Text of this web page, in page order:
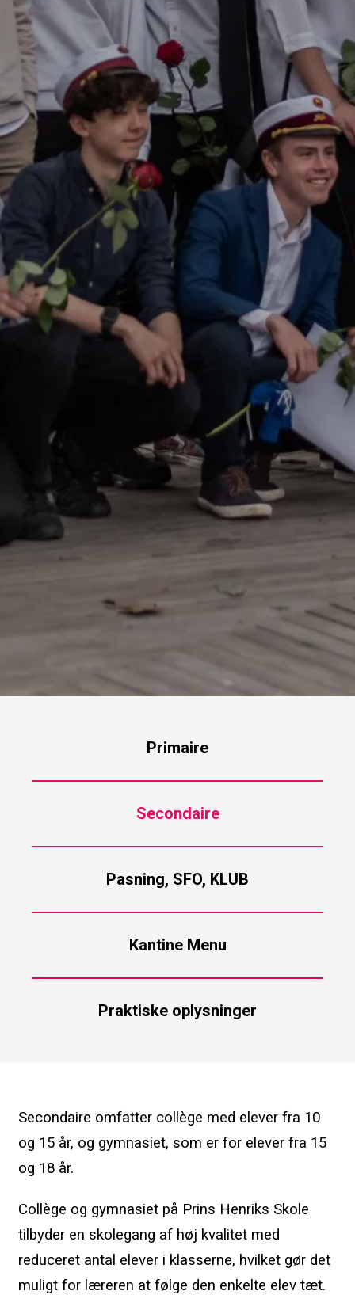
Primaire
Secondaire
Pasning, SFO, KLUB
Kantine Menu
Praktiske oplysninger
Secondaire omfatter collège med elever fra 10
og 15 år, og gymnasiet, som er for elever fra 15
og 18 år.
Collège og gymnasiet på Prins Henriks Skole
tilbyder en skolegang af høj kvalitet med
reduceret antal elever i klasserne, hvilket gør det
muligt for læreren at følge den enkelte elev tæt.